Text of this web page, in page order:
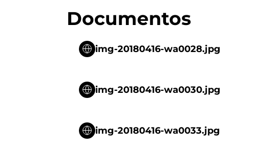
Documentos
img-20180416-wa0028.jpg
img-20180416-wa0030.jpg
img-20180416-wa0033.jpg